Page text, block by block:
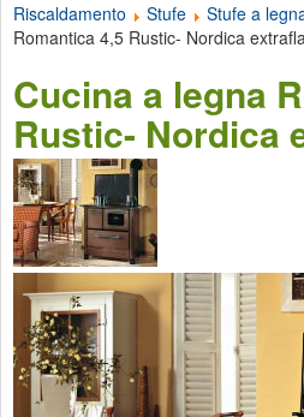
Riscaldamento Stufe Stufe a
Romantica 4,5 Rustic- Nordica
Cucina a legna
Rustic- Nordica